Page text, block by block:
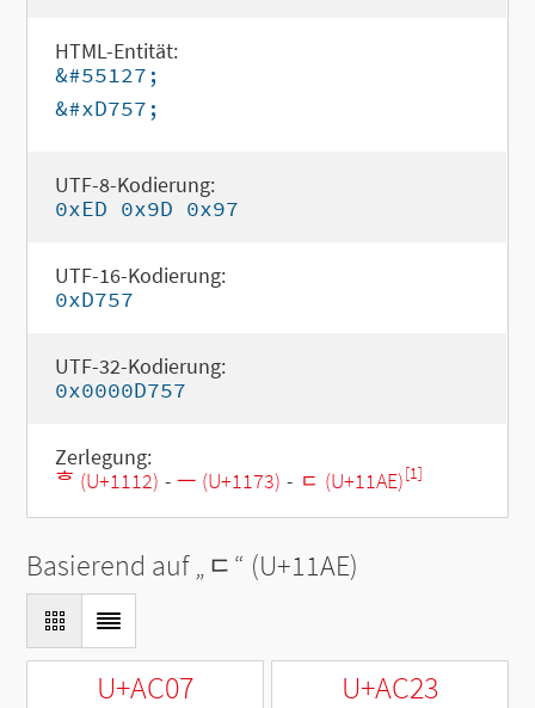
HTML-Entität:
&#55127;
&#xD757;
UTF-8-Kodierung:
0xED 0x9D 0x97
UTF-16-Kodierung:
0xD757
UTF-32-Kodierung:
0x0000D757
Zerlegung:
ᄒ (U+1112) - ᅳ (U+1173) - ᆮ (U+11AE)[1]
Basierend auf „ᆮ“ (U+11AE)
U+AC07 U+AC23